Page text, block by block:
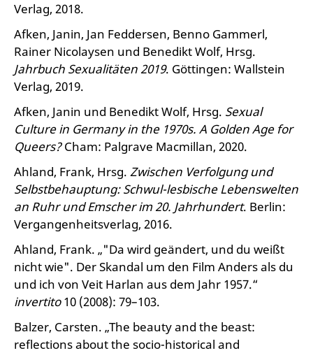
Verlag, 2018.
Afken, Janin, Jan Feddersen, Benno Gammerl,
Rainer Nicolaysen und Benedikt Wolf, Hrsg.
Jahrbuch Sexualitäten 2019. Göttingen: Wallstein
Verlag, 2019.
Afken, Janin und Benedikt Wolf, Hrsg. Sexual
Culture in Germany in the 1970s. A Golden Age for
Queers?Cham: Palgrave Macmillan, 2020.
Ahland, Frank, Hrsg. Zwischen Verfolgung und
Selbstbehauptung: Schwul-lesbische Lebenswelten
an Ruhr und Emscher im 20. Jahrhundert. Berlin:
Vergangenheitsverlag, 2016.
Ahland, Frank. „"Da wird geändert, und du weißt
nicht wie". Der Skandal um den Film Anders als du
und ich von Veit Harlan aus dem Jahr 1957.“
invertito10 (2008): 79–103.
Balzer, Carsten. „The beauty and the beast:
reflections about the socio-historical and